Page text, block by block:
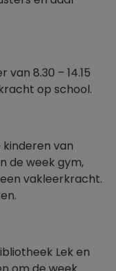
8.30 – 14.15
op school.
van
de week gym,
vakleerkracht.
Lek en